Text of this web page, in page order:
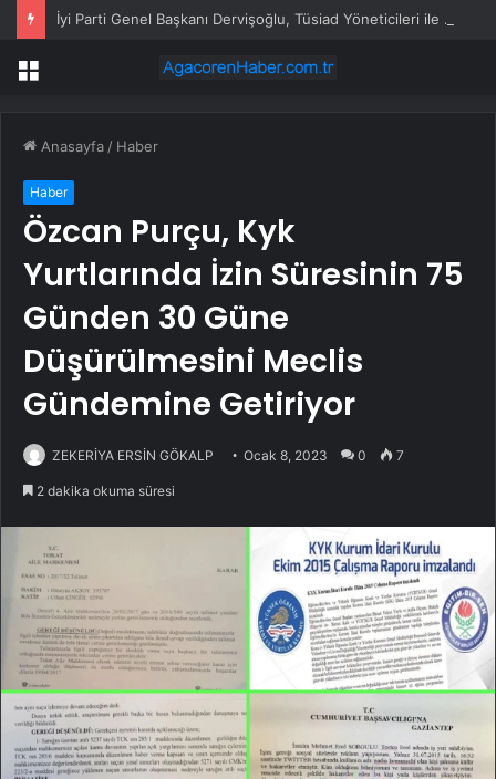
İyi Parti Genel Başkanı Dervişoğlu, Tüsiad Yöneticileri ile Bir Araya Geldi
Menü
Anasayfa / Haber
Haber
Özcan Purçu, Kyk
Yurtlarında İzin Süresinin 75
Günden 30 Güne
Düşürülmesini Meclis
Gündemine Getiriyor
ZEKERİYA ERSİN GÖKALP Ocak 8, 2023 0 7
2 dakika okuma süresi